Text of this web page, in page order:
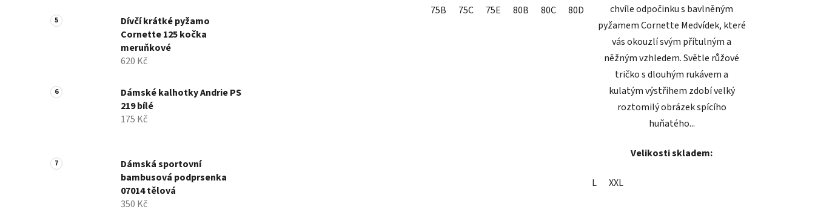
Dívčí krátké pyžamo
Cornette 125 kočka
meruňkové
620 Kč
Dámské kalhotky Andrie PS
219 bílé
175 Kč
Dámská sportovní
bambusová podprsenka
07014 tělová
350 Kč
75B 75C 75E 80B 80C 80D 80E 85B 85C 85D 90C
chvíle odpočinku s bavlněným
pyžamem Cornette Medvídek, které
vás okouzlí svým přítulným a
něžným vzhledem. Světle růžové
tričko s dlouhým rukávem a
kulatým výstřihem zdobí velký
roztomilý obrázek spícího
huňatého...
Velikosti skladem:
L XXL